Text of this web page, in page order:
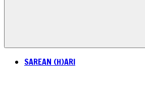
SAREAN (H)ARI